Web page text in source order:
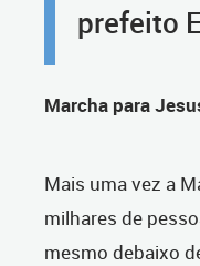
prefeito
Marcha para
Mais uma vez a
milhares de
mesmo debaixo